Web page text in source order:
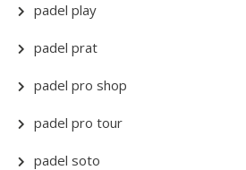
padel play
padel prat
padel pro shop
padel pro tour
padel soto